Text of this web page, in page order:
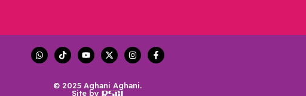
© 2025 Aghani Aghani.
Site by